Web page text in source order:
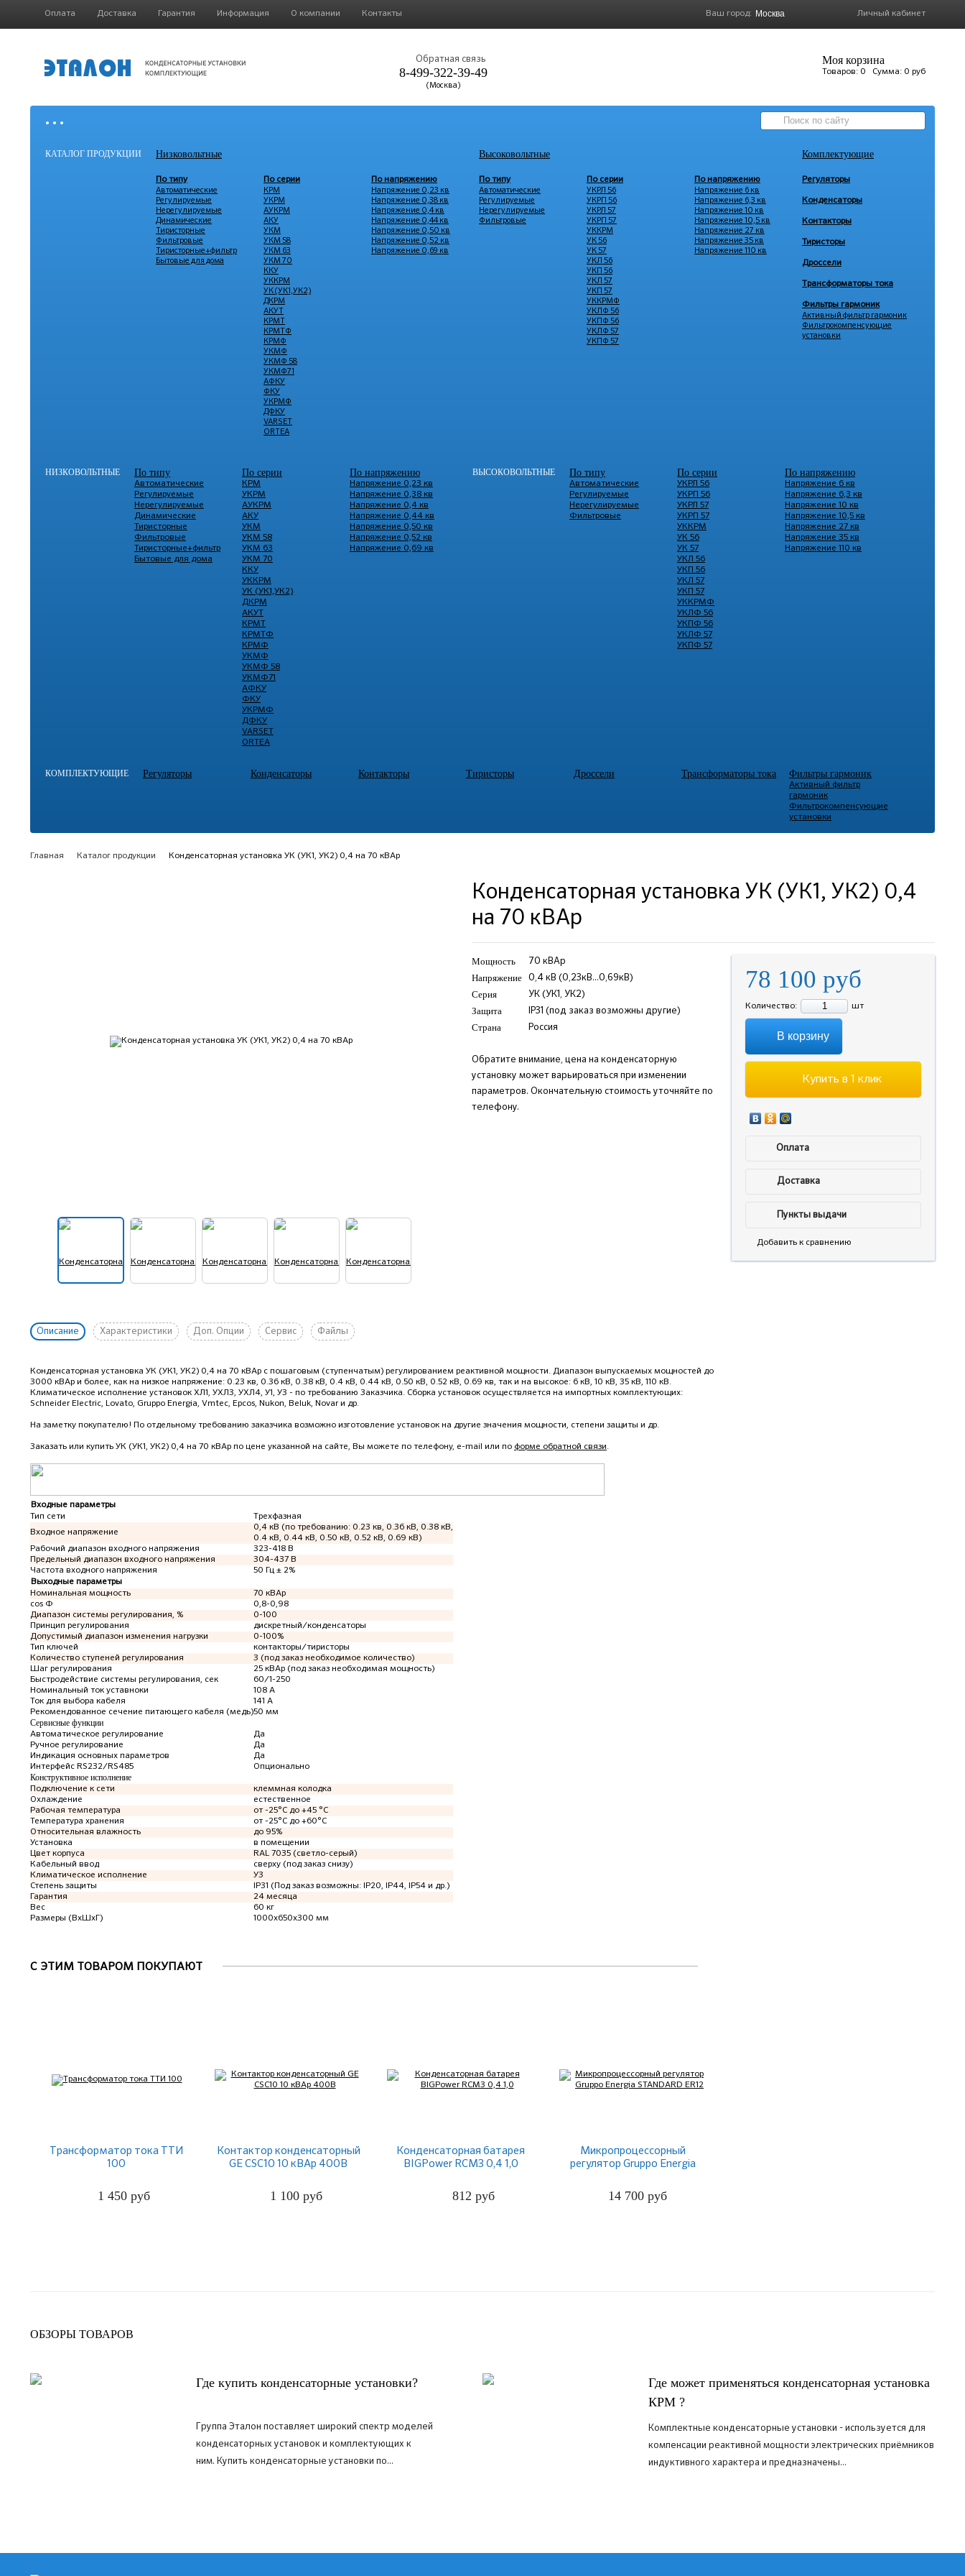
Оплата Доставка Гарантия Информация О компании Контакты Личный кабинет
Ваш город:
Моя корзина
Товаров: 0 Сумма: 0 руб
Обратная связь
8-499-322-39-49
(Москва)
• • •
КАТАЛОГ ПРОДУКЦИИ Низковольтные
По типу
Автоматические
Регулируемые
Нерегулируемые
Динамические
Тиристорные
Фильтровые
Тиристорные+фильтр
Бытовые для дома
По серии
КРМ
УКРМ
АУКРМ
АКУ
УКМ
УКМ 58
УКМ 63
УКМ 70
ККУ
УККРМ
УК (УК1,УК2)
ДКРМ
АКУТ
КРМТ
КРМТФ
КРМФ
УКМФ
УКМФ 58
УКМФ71
АФКУ
ФКУ
УКРМФ
ДФКУ
VARSET
ORTEA
По напряжению
Напряжение 0,23 кв
Напряжение 0,38 кв
Напряжение 0,4 кв
Напряжение 0,44 кв
Напряжение 0,50 кв
Напряжение 0,52 кв
Напряжение 0,69 кв
Высоковольтные
По типу
Автоматические
Регулируемые
Нерегулируемые
Фильтровые
По серии
УКРЛ 56
УКРП 56
УКРЛ 57
УКРП 57
УККРМ
УК 56
УК 57
УКЛ 56
УКП 56
УКЛ 57
УКП 57
УККРМФ
УКЛФ 56
УКПФ 56
УКЛФ 57
УКПФ 57
По напряжению
Напряжение 6 кв
Напряжение 6,3 кв
Напряжение 10 кв
Напряжение 10,5 кв
Напряжение 27 кв
Напряжение 35 кв
Напряжение 110 кв
Комплектующие
Регуляторы
Конденсаторы
Контакторы
Тиристоры
Дроссели
Трансформаторы тока
Фильтры гармоник
Активный фильтр гармоник
Фильтрокомпенсующие
установки
НИЗКОВОЛЬТНЫЕ По типу
Автоматические
Регулируемые
Нерегулируемые
Динамические
Тиристорные
Фильтровые
Тиристорные+фильтр
Бытовые для дома
По серии
КРМ
УКРМ
АУКРМ
АКУ
УКМ
УКМ 58
УКМ 63
УКМ 70
ККУ
УККРМ
УК (УК1,УК2)
ДКРМ
АКУТ
КРМТ
КРМТФ
КРМФ
УКМФ
УКМФ 58
УКМФ71
АФКУ
ФКУ
УКРМФ
ДФКУ
VARSET
ORTEA
По напряжению
Напряжение 0,23 кв
Напряжение 0,38 кв
Напряжение 0,4 кв
Напряжение 0,44 кв
Напряжение 0,50 кв
Напряжение 0,52 кв
Напряжение 0,69 кв
ВЫСОКОВОЛЬТНЫЕ По типу
Автоматические
Регулируемые
Нерегулируемые
Фильтровые
По серии
УКРЛ 56
УКРП 56
УКРЛ 57
УКРП 57
УККРМ
УК 56
УК 57
УКЛ 56
УКП 56
УКЛ 57
УКП 57
УККРМФ
УКЛФ 56
УКПФ 56
УКЛФ 57
УКПФ 57
По напряжению
Напряжение 6 кв
Напряжение 6,3 кв
Напряжение 10 кв
Напряжение 10,5 кв
Напряжение 27 кв
Напряжение 35 кв
Напряжение 110 кв
КОМПЛЕКТУЮЩИЕ Регуляторы Конденсаторы Контакторы Тиристоры Дроссели Трансформаторы тока Фильтры гармоник
Активный фильтр
гармоник
Фильтрокомпенсующие
установки
Главная Каталог продукции Конденсаторная установка УК (УК1, УК2) 0,4 на 70 кВАр
Конденсаторная установка УК (УК1, УК2) 0,4
на 70 кВАр
78 100 руб
Количество: шт
В корзину
Купить в 1 клик
Оплата
Доставка
Пункты выдачи
Добавить к сравнению
Мощность 70 кВАр
Напряжение 0,4 кВ (0,23кВ...0,69кВ)
Серия УК (УК1, УК2)
Защита IP31 (под заказ возможны другие)
Страна Россия
Обратите внимание, цена на конденсаторную
установку может варьироваться при изменении
параметров. Окончательную стоимость уточняйте по
телефону.
Описание Характеристики Доп. Опции Сервис Файлы
Конденсаторная установка УК (УК1, УК2) 0,4 на 70 кВАр с пошаговым (ступенчатым) регулированием реактивной мощности. Диапазон выпускаемых мощностей до
3000 кВАр и более, как на низкое напряжение: 0.23 кв, 0.36 кВ, 0.38 кВ, 0.4 кВ, 0.44 кВ, 0.50 кВ, 0.52 кВ, 0.69 кв, так и на высокое: 6 кВ, 10 кВ, 35 кВ, 110 кВ.
Климатическое исполнение установок ХЛ1, УХЛ3, УХЛ4, У1, У3 - по требованию Заказчика. Сборка установок осуществляется на импортных комплектующих:
Schneider Electric, Lovato, Gruppo Energia, Vmtec, Epcos, Nukon, Beluk, Novar и др.
На заметку покупателю! По отдельному требованию заказчика возможно изготовление установок на другие значения мощности, степени защиты и др.
Заказать или купить УК (УК1, УК2) 0,4 на 70 кВАр по цене указанной на сайте, Вы можете по телефону, e-mail или по форме обратной связи.
Входные параметры
Тип сети
Трехфазная
Входное напряжение
0,4 кВ (по требованию: 0.23 кв, 0.36 кВ, 0.38 кВ,
0.4 кВ, 0.44 кВ, 0.50 кВ, 0.52 кВ, 0.69 кВ)
Рабочий диапазон входного напряжения
323-418 В
Предельный диапазон входного напряжения
304-437 В
Частота входного напряжения
50 Гц ± 2%
Выходные параметры
Номинальная мощность
70 кВАр
cos Ф
0,8-0,98
Диапазон системы регулирования, %
0-100
Принцип регулирования
дискретный/конденсаторы
Допустимый диапазон изменения нагрузки
0-100%
Тип ключей
контакторы/тиристоры
Количество ступеней регулирования
3 (под заказ необходимое количество)
Шаг регулирования
25 кВАр (под заказ необходимая мощность)
Быстродействие системы регулирования, сек
60/1-250
Номинальный ток уставноки
108 А
Ток для выбора кабеля
141 А
Рекомендованное сечение питающего кабеля (медь)50 мм
Сервисные функции
Автоматическое регулирование
Да
Ручное регулирование
Да
Индикация основных параметров
Да
Интерфейс RS232/RS485
Опционально
Конструктивное исполнение
Подключение к сети
клеммная колодка
Охлаждение
естественное
Рабочая температура
от -25°C до +45 °C
Температура хранения
от -25°C до +60°C
Относительная влажность
до 95%
Установка
в помещении
Цвет корпуса
RAL 7035 (светло-серый)
Кабельный ввод
сверху (под заказ снизу)
Климатическое исполнение
У3
Степень защиты
IP31 (Под заказ возможны: IP20, IP44, IP54 и др.)
Гарантия
24 месяца
Вес
60 кг
Размеры (ВхШхГ)
1000х650х300 мм
С ЭТИМ ТОВАРОМ ПОКУПАЮТ
Трансформатор тока ТТИ
100
1 450 руб
Контактор конденсаторный
GE CSC10 10 кВАр 400В
1 100 руб
Конденсаторная батарея
BIGPower RCM3 0,4 1,0
812 руб
Микропроцессорный
регулятор Gruppo Energia
14 700 руб
ОБЗОРЫ ТОВАРОВ
Где купить конденсаторные установки?
Группа Эталон поставляет широкий спектр моделей
конденсаторных установок и комплектующих к
ним. Купить конденсаторные установки по...
Где может применяться конденсаторная установка
КРМ ?
Комплектные конденсаторные установки - используется для
компенсации реактивной мощности электрических приёмников
индуктивного характера и предназначены...